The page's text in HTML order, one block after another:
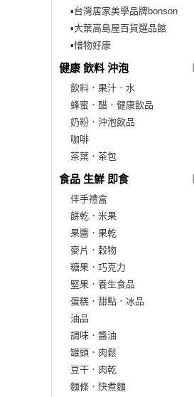
▪︎台灣居家美學品牌bonson
▪︎大葉高島屋百貨選品館
▪︎惜物好康
健康 飲料 沖泡
飲料．果汁．水
蜂蜜．醋．健康飲品
奶粉．沖泡飲品
咖啡
茶葉．茶包
食品 生鮮 即食
伴手禮盒
餅乾．米果
果醬．果乾
麥片．穀物
糖果．巧克力
堅果．養生食品
蛋糕．甜點．冰品
油品
調味．醬油
罐頭．肉鬆
豆干．肉乾
麵條．快煮麵